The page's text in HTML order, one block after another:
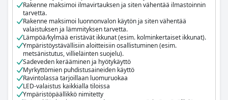
Ravintolassa on tarjolla vaihtoehtoinen menu kasvisruokavaliota
noudattaville.
Energiakatselmus tehdään vähintään kerran viidessä vuodessa.
Rakenne maksimoi ilmavirtauksen ja siten vähentää ilmastoinnin
tarvetta.
Rakenne maksimoi luonnonvalon käytön ja siten vähentää
valaistuksen ja lämmityksen tarvetta.
Lämpöä/kylmää eristävät ikkunat (esim. kolminkertaiset ikkunat).
Ympäristöystävällisiin aloitteisiin osallistuminen (esim.
metsänistutus, villieläinten suojelu).
Sadeveden kerääminen ja hyötykäyttö
Myrkyttömien puhdistusaineiden käyttö
Ravintolassa tarjoillaan luomuruokaa
LED-valaistus kaikkialla tiloissa
Ympäristöpäällikkö nimitetty